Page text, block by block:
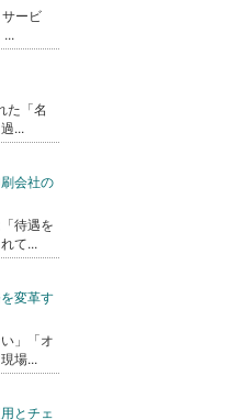
ービ
た「名
...
会社の
待遇を
て...
変革す
」「オ
場...
とチェ